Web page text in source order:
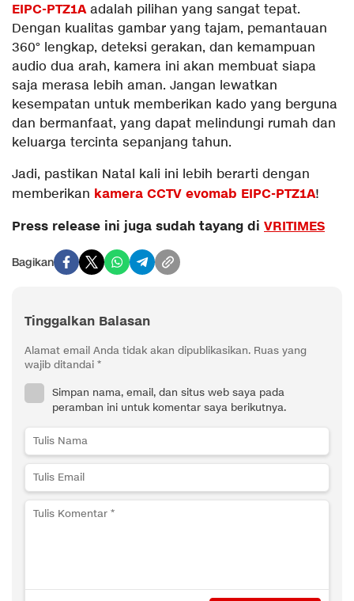
EIPC-PTZ1Aadalah pilihan yang sangat tepat.
Dengan kualitas gambar yang tajam, pemantauan
360° lengkap, deteksi gerakan, dan kemampuan
audio dua arah, kamera ini akan membuat siapa
saja merasa lebih aman. Jangan lewatkan
kesempatan untuk memberikan kado yang berguna
dan bermanfaat, yang dapat melindungi rumah dan
keluarga tercinta sepanjang tahun.
Jadi, pastikan Natal kali ini lebih berarti dengan
memberikan kamera CCTV evomab EIPC-PTZ1A!
Press release ini juga sudah tayang di VRITIMES
Bagikan
Tinggalkan Balasan
Alamat email Anda tidak akan dipublikasikan. Ruas yang
wajib ditandai *
Simpan nama, email, dan situs web saya pada
peramban ini untuk komentar saya berikutnya.